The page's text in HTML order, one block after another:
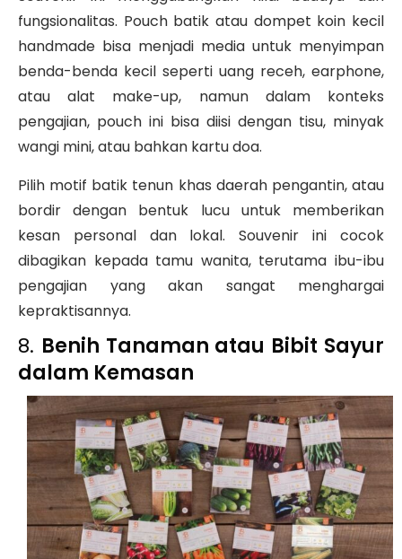
fungsionalitas. Pouch batik atau dompet koin kecil
handmade bisa menjadi media untuk menyimpan
benda-benda kecil seperti uang receh, earphone,
atau alat make-up, namun dalam konteks
pengajian, pouch ini bisa diisi dengan tisu, minyak
wangi mini, atau bahkan kartu doa.
Pilih motif batik tenun khas daerah pengantin, atau
bordir dengan bentuk lucu untuk memberikan
kesan personal dan lokal. Souvenir ini cocok
dibagikan kepada tamu wanita, terutama ibu-ibu
pengajian yang akan sangat menghargai
kepraktisannya.
8. Benih Tanaman atau Bibit Sayur
dalam Kemasan